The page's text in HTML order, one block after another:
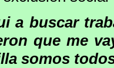
a buscar
que me
somos